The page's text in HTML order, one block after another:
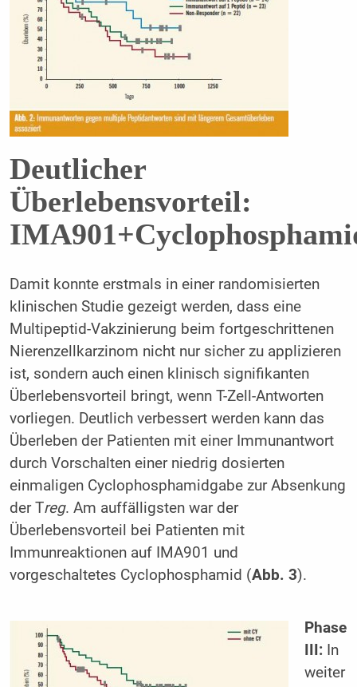
Deutlicher
Überlebensvorteil:
Damit konnte erstmals in einer randomisierten
klinischen Studie gezeigt werden, dass eine
Multipeptid-Vakzinierung beim fortgeschrittenen
Nierenzellkarzinom nicht nur sicher zu applizieren
ist, sondern auch einen klinisch signifikanten
Überlebensvorteil bringt, wenn T-Zell-Antworten
vorliegen. Deutlich verbessert werden kann das
Überleben der Patienten mit einer Immunantwort
durch Vorschalten einer niedrig dosierten
einmaligen Cyclophosphamidgabe zur Absenkung
der Treg. Am auffälligsten war der
Überlebensvorteil bei Patienten mit
Immunreaktionen auf IMA901 und
vorgeschaltetes Cyclophosphamid (Abb. 3).
Phase
III: In
weiter